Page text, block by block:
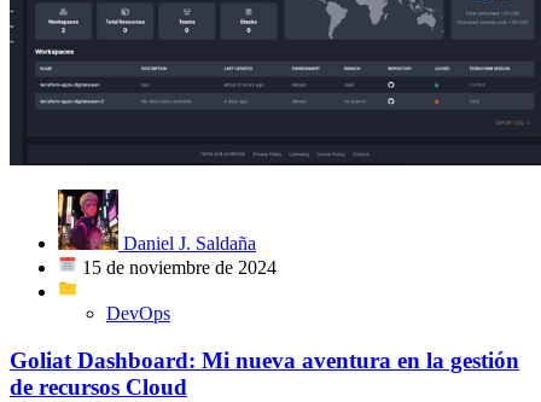
Daniel J. Saldaña
15 de noviembre de 2024
DevOps
Goliat Dashboard: Mi nueva aventura en la gestión
de recursos Cloud